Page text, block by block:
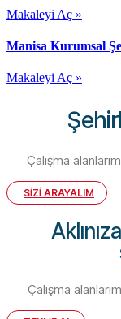
Makaleyi Aç »
Manisa Kurumsal
Makaleyi Aç »
Çalışma
SİZİ ARAYALIM
Çalışma